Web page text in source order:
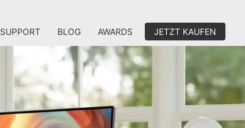
SUPPORT BLOG AWARDS JETZT KAUFEN